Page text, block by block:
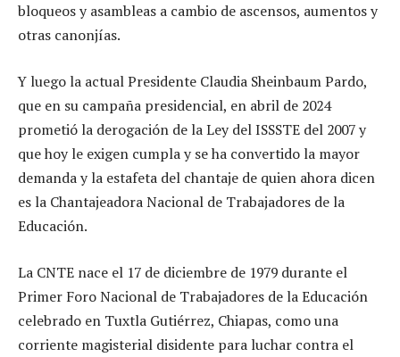
bloqueos y asambleas a cambio de ascensos, aumentos y
otras canonjías.
Y luego la actual Presidente Claudia Sheinbaum Pardo,
que en su campaña presidencial, en abril de 2024
prometió la derogación de la Ley del ISSSTE del 2007 y
que hoy le exigen cumpla y se ha convertido la mayor
demanda y la estafeta del chantaje de quien ahora dicen
es la Chantajeadora Nacional de Trabajadores de la
Educación.
La CNTE nace el 17 de diciembre de 1979 durante el
Primer Foro Nacional de Trabajadores de la Educación
celebrado en Tuxtla Gutiérrez, Chiapas, como una
corriente magisterial disidente para luchar contra el